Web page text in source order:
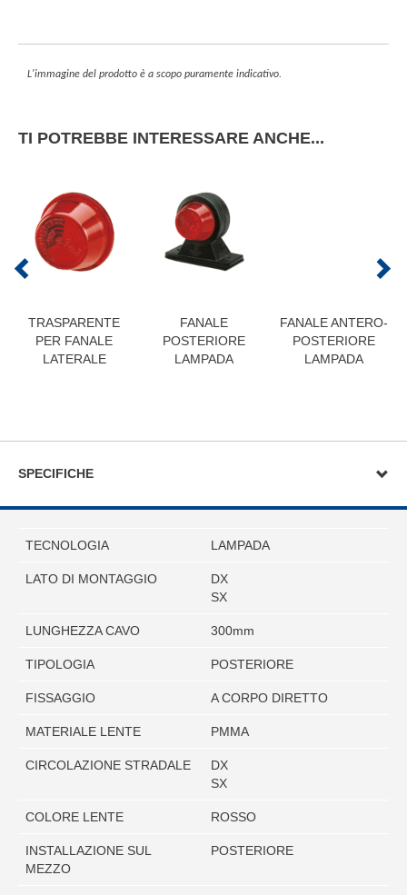
L'immagine del prodotto è a scopo puramente indicativo.
TI POTREBBE INTERESSARE ANCHE...
TRASPARENTE
PER FANALE
LATERALE
FANALE
POSTERIORE
LAMPADA
FANALE ANTERO-
POSTERIORE
LAMPADA
SPECIFICHE
TECNOLOGIA LAMPADA
LATO DI MONTAGGIO
DX
SX
LUNGHEZZA CAVO 300mm
TIPOLOGIA POSTERIORE
FISSAGGIO A CORPO DIRETTO
MATERIALE LENTE PMMA
CIRCOLAZIONE STRADALE
DX
SX
COLORE LENTE ROSSO
INSTALLAZIONE SUL
MEZZO
POSTERIORE